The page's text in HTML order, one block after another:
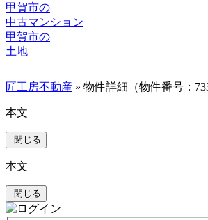
甲賀市の
中古マンション
甲賀市の
土地
匠工房不動産 » 物件詳細（物件番号：
本文
閉じる
本文
閉じる